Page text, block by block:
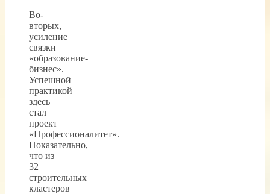
Во-
вторых,
усиление
связки
«образование-
бизнес».
Успешной
практикой
здесь
стал
проект
«Профессионалитет».
Показательно,
что из
32
строительных
кластеров